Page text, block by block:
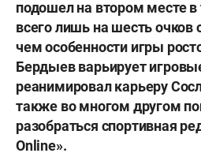
подошел на втором месте в
всего лишь на шесть очков
чем особенности игры
Бердыев варьирует
реанимировал карьеру
также во многом другом
разобраться спортивная
Online».